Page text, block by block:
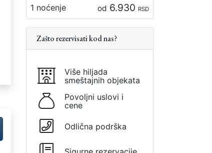
1 noćenje od 6.930 RSD
Zašto rezervisati kod nas?
Više hiljada
smeštajnih objekata
Povoljni uslovi i
cene
Odlična podrška